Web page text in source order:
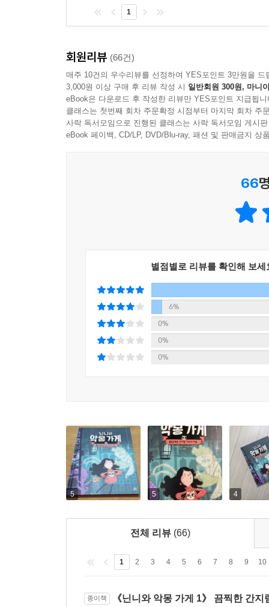
재미있는 삽화, 매력적인 스토리
적합합니다. 그림책에서 동화책으로 읽기 독립을
그림책은 짧게 느껴지고 본격 읽기책은 아직 부담
미로찾기를 하듯 눈이 빙빙 돌아가는 악몽 가게
「닌니와 악몽 가게」 시리즈의 두 작가 막달레
상상력이 돋보이는 「닌니와 악몽 가게」 시리
판타지 동화책입니다. 판타지와 유머가 유쾌하
못한 소름을 여러분도 즐겨 보세요.
1
회원리뷰 (66건)
매주 10건의 우수리뷰를 선정하여 YES포인트 3만원을 드
3,000원 이상 구매 후 리뷰 작성 시 일반회원 300원, 마니
eBook은 다운로드 후 작성한 리뷰만 YES포인트 지급됩니
클래스는 첫번째 회차 주문확정 시점부터 마지막 회차 주
사락 독서모임으로 진행된 클래스는 사락 독서모임 게시
eBook 페이백, CD/LP, DVD/Blu-ray, 패션 및 판매금지 상
66
별점별로 리뷰를 확인해 보세
6%
0%
0%
0%
5 5 4
전체 리뷰 (66)
1 2 3 4 5 6 7 8 9 10
종이책 《닌니와 악몽 가게 1》 끔찍한 간